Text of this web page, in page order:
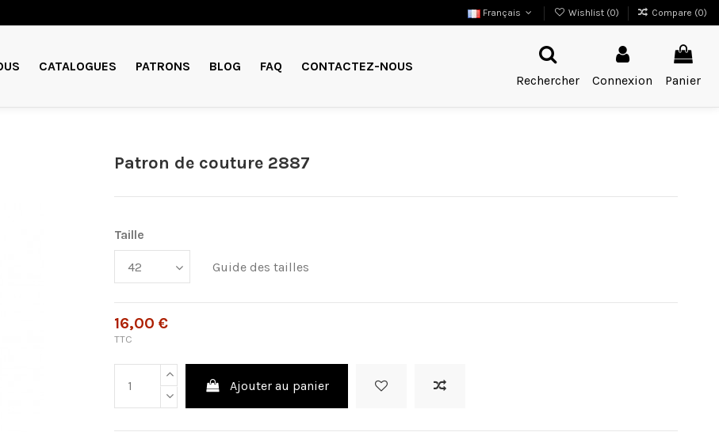
Français Wishlist (0) Compare (0)
CATALOGUES PATRONS BLOG FAQ
CONTACTEZ-NOUS
Rechercher
Connexion Panier
Patron de couture 2887
Taille
Guide des tailles
16,00 €
TTC
Ajouter au panier